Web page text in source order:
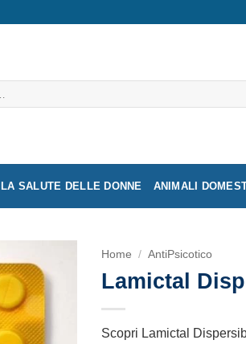
LA SALUTE DELLE DONNE ANIMALI
Home / AntiPsicotico
Lamictal
Scopri Lamictal